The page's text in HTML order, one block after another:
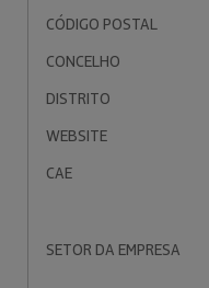
CÓDIGO POSTAL
CONCELHO
DISTRITO
WEBSITE
CAE
SETOR DA EMPRESA